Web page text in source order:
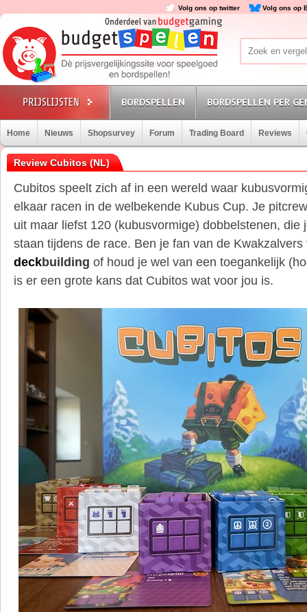
Volg ons op twitter Volg ons op
BORDSPELLEN BORDSPELLEN PER
Home Nieuws Shopsurvey Forum Trading Board Reviews
Review Cubitos (NL)
Cubitos speelt zich af in een wereld waar
elkaar racen in de welbekende Kubus Cup. Je
uit maar liefst 120 (kubusvormige) dobbelstenen, die
staan tijdens de race. Ben je fan van de
deckbuilding of houd je wel van een toegankelijk
is er een grote kans dat Cubitos wat voor jou is.